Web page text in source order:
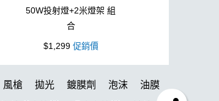
50W投射燈+2米燈架 組
合
$1,299促銷價
風槍 拋光 鍍膜劑 泡沫 油膜